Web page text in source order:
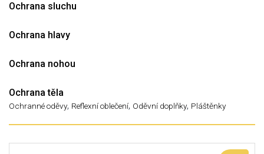
Ochrana sluchu
Ochrana hlavy
Ochrana nohou
Ochrana těla
Ochranné oděvy, Reflexní oblečení, Oděvní doplňky, Pláštěnky